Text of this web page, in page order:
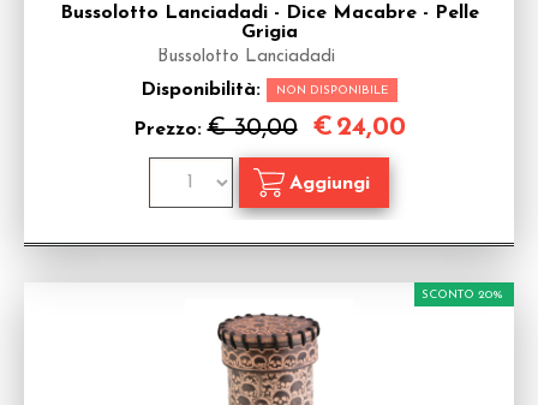
Bussolotto Lanciadadi - Dice Macabre - Pelle
Grigia
Bussolotto Lanciadadi
Disponibilità: NON DISPONIBILE
Prezzo:€ 30,00 € 24,00
SCONTO 20%